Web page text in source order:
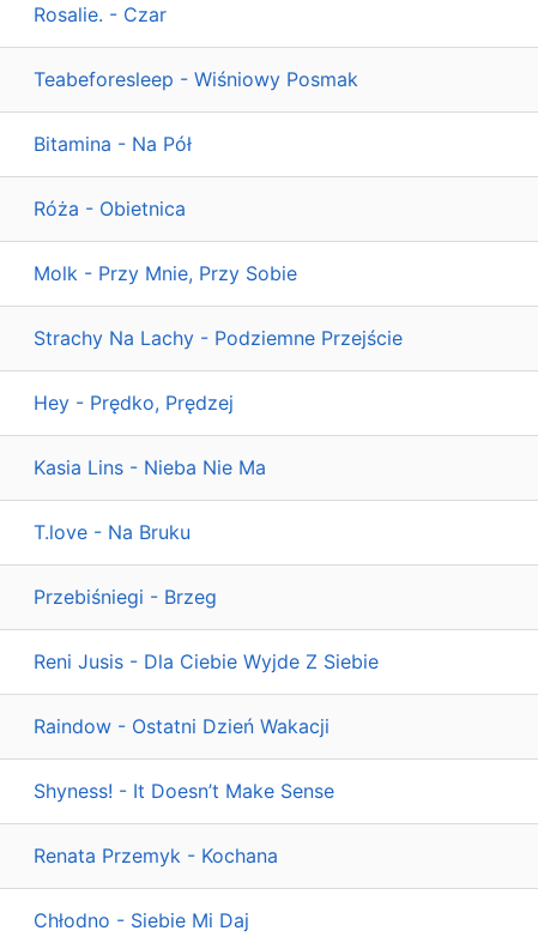
Rosalie. - Czar
Teabeforesleep - Wiśniowy Posmak
Bitamina - Na Pół
Róża - Obietnica
Molk - Przy Mnie, Przy Sobie
Strachy Na Lachy - Podziemne Przejście
Hey - Prędko, Prędzej
Kasia Lins - Nieba Nie Ma
T.love - Na Bruku
Przebiśniegi - Brzeg
Reni Jusis - Dla Ciebie Wyjde Z Siebie
Raindow - Ostatni Dzień Wakacji
Shyness! - It Doesn’t Make Sense
Renata Przemyk - Kochana
Chłodno - Siebie Mi Daj